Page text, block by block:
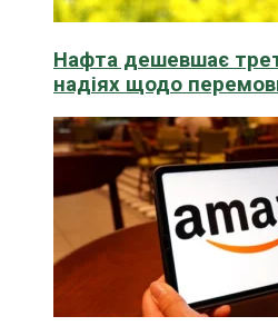
Нафта дешевшає
надіях щодо